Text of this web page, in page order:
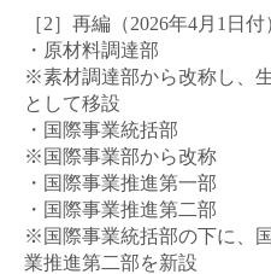
［2］再編（2026年4月 1 日付
・原材料調達部
※素材調達部から改称し、
として移設
・国際事業統括部
※国際事業部から改称
・国際事業推進第一部
・国際事業推進第二部
※国際事業統括部の下に、
業推進第二部を新設